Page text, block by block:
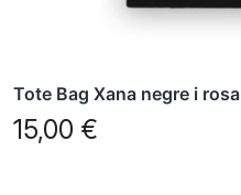
Tote Bag Xana negre i rosa
15,00 €